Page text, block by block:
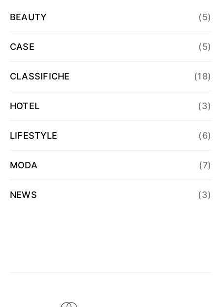
BEAUTY (5)
CASE (5)
CLASSIFICHE (18)
HOTEL (3)
LIFESTYLE (6)
MODA (7)
NEWS (3)